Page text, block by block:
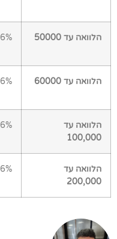
הלוואה עד 50000 6%
הלוואה עד 60000 6%
הלוואה עד
100,000
6%
הלוואה עד
200,000
6%